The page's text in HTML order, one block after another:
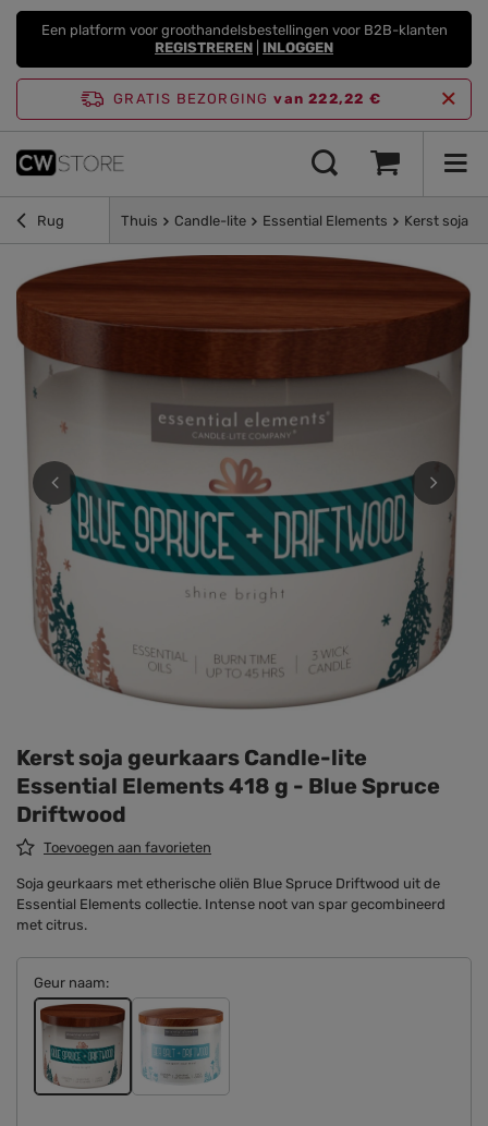
Een platform voor groothandelsbestellingen voor B2B-klanten
REGISTREREN
INLOGGEN
GRATIS BEZORGING van 222,22 €
Rug Thuis Candle-lite Essential Elements Kerst soja
Kerst soja geurkaars Candle-lite
Essential Elements 418 g - Blue Spruce
Driftwood
Toevoegen aan favorieten
Soja geurkaars met etherische oliën Blue Spruce Driftwood uit de
Essential Elements collectie. Intense noot van spar gecombineerd
met citrus.
Geur naam